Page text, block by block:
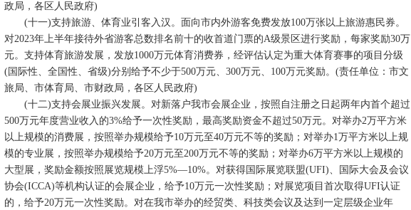
政局，各区人民政府)
(十一)支持旅游、体育业引客入汉。面向市内外游客免费发放100万张以上旅游惠民券。
对2023年上半年接待外省游客总数排名前十的收首道门票的A级景区进行奖励，每家奖励30万
元。支持体育旅游发展，发放1000万元体育消费券，经评估认定为重大体育赛事的项目分级
(国际性、全国性、省级)分别给予不少于500万元、300万元、100万元奖励。(责任单位：市文
旅局、市体育局、市财政局，各区人民政府)
(十二)支持会展业振兴发展。对新落户我市会展企业，按照自注册之日起两年内首个超过
500万元年度营业收入的3%给予一次性奖励，最高奖励资金不超过50万元。对举办2万平方米
以上规模的消费展，按照举办规模给予10万元至40万元不等的奖励；对举办1万平方米以上规
模的专业展，按照举办规模给予20万元至200万元不等的奖励；对举办6万平方米以上规模的
大型展，奖励金额按照展览规模上浮5%—10%。对获得国际展览联盟(UFI)、国际大会及会议
协会(ICCA)等机构认证的会展企业，给予10万元一次性奖励；对展览项目首次取得UFI认证
的，给予20万元一次性奖励。对在我市举办的经贸类、科技类会议及达到一定层级企业年